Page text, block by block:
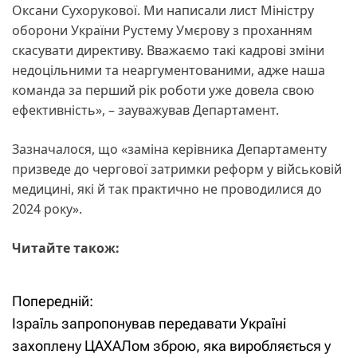
Оксани Сухорукової. Ми написали лист Міністру
оборони України Рустему Умєрову з проханням
скасувати директиву. Вважаємо такі кадрові зміни
недоцільними та неаргументованими, адже наша
команда за перший рік роботи уже довела свою
ефективність», – зауважував Департамент.
Зазначалося, що «заміна керівника Департаменту
призведе до чергової затримки реформ у військовій
медицині, які й так практично не проводилися до
2024 року».
Читайте також:
Н
а
Попередній:
Ізраїль запропонував передавати Україні
захоплену ЦАХАЛом зброю, яка виробляється у